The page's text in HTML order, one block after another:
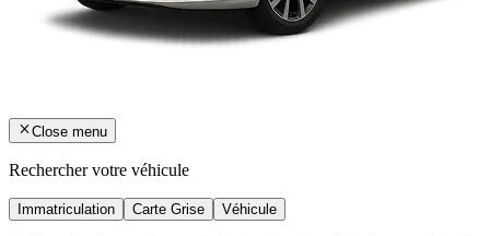
Close menu
Rechercher votre véhicule
Immatriculation Carte Grise Véhicule